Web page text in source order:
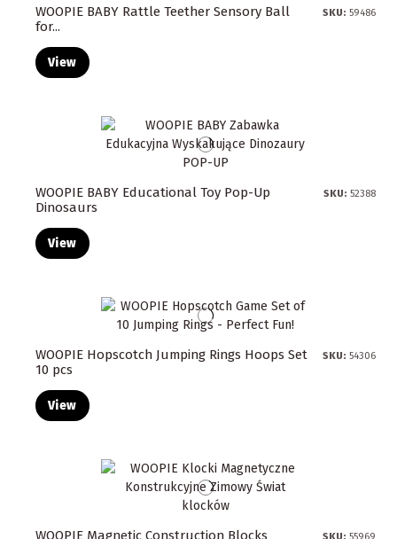
WOOPIE BABY Rattle Teether Sensory Ball
for...
SKU: 59486
View
WOOPIE BABY Educational Toy Pop-Up
Dinosaurs
SKU: 52388
View
WOOPIE Hopscotch Jumping Rings Hoops Set
10 pcs
SKU: 54306
View
WOOPIE Magnetic Construction Blocks SKU: 55969